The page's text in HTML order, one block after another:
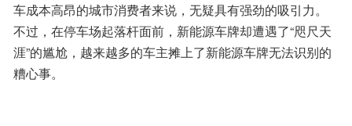
车成本高昂的城市消费者来说，无疑具有强劲的吸引力。
不过，在停车场起落杆面前，新能源车牌却遭遇了“咫尺天
涯”的尴尬，越来越多的车主摊上了新能源车牌无法识别的
糟心事。